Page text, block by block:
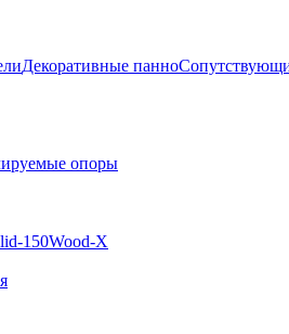
Декоративные панно
опоры
150Wood-X